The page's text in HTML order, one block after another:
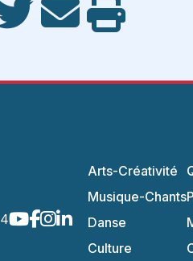
Arts-Créativité
Musique-Chants
Danse
Culture